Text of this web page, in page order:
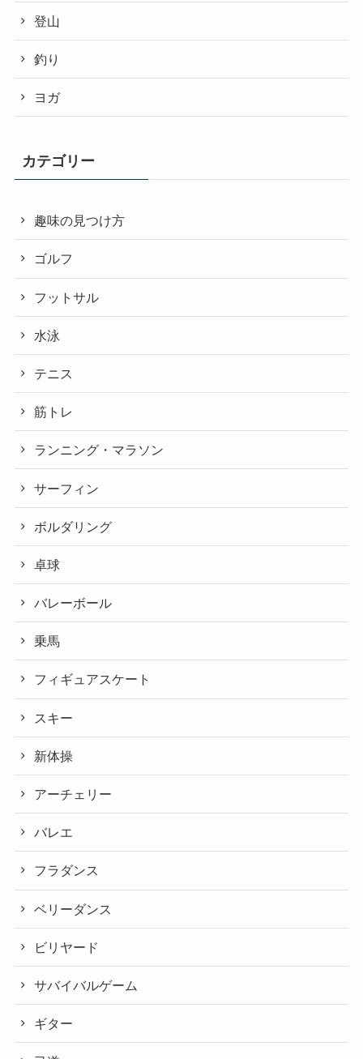
登山
釣り
ヨガ
カテゴリー
趣味の見つけ方
ゴルフ
フットサル
水泳
テニス
筋トレ
ランニング・マラソン
サーフィン
ボルダリング
卓球
バレーボール
乗馬
フィギュアスケート
スキー
新体操
アーチェリー
バレエ
フラダンス
ベリーダンス
ビリヤード
サバイバルゲーム
ギター